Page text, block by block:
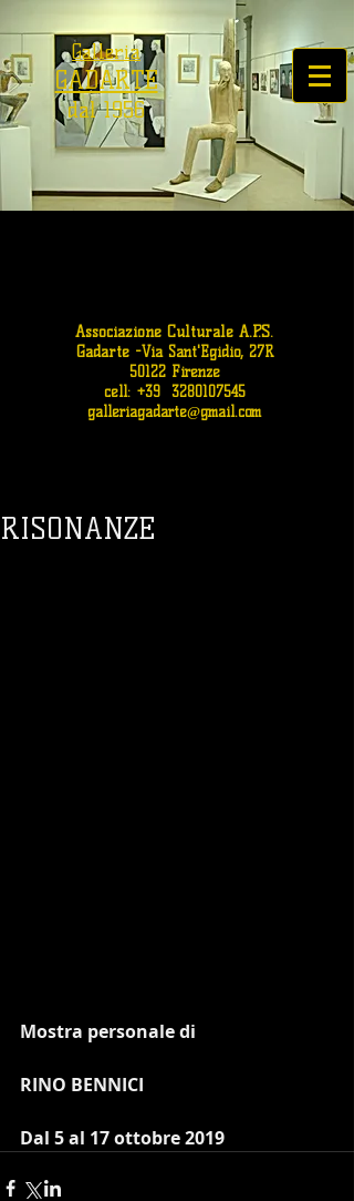
Galleria
GADARTE
dal 1956
Associazione Culturale A.P.S.
Gadarte-Via Sant'Egidio, 27R
50122 Firenze
cell: +39 3280107545
galleriagadarte@gmail.com
RISONANZE
Mostra personale di
RINO BENNICI
Dal 5 al 17 ottobre 2019